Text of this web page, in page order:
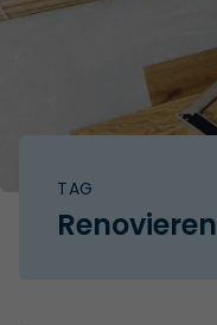
TAG
Renovieren